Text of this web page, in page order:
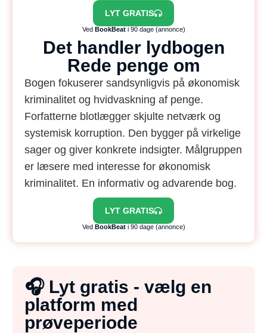
LYT GRATIS
Ved BookBeati 90 dage (annonce)
Det handler lydbogen
Rede penge om
Bogen fokuserer sandsynligvis på økonomisk
kriminalitet og hvidvaskning af penge.
Forfatterne blotlægger skjulte netværk og
systemisk korruption. Den bygger på virkelige
sager og giver konkrete indsigter. Målgruppen
er læsere med interesse for økonomisk
kriminalitet. En informativ og advarende bog.
LYT GRATIS
Ved BookBeati 90 dage (annonce)
🎧 Lyt gratis - vælg en
platform med
prøveperiode